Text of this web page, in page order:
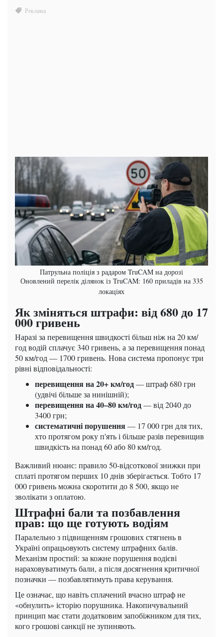
Патрульна поліція з радаром TruCAM на дорозі
Оновлений перелік ділянок із TruCAM: 160 приладів на 335
локаціях
Як зміняться штрафи: від 680 до 17
000 гривень
Наразі за перевищення швидкості більш ніж на 20 км/
год водій сплачує 340 гривень, а за перевищення понад
50 км/год — 1700 гривень. Нова система пропонує три
рівні відповідальності:
перевищення на 20+ км/год— штраф 680 грн
(удвічі більше за нинішній);
перевищення на 40–80 км/год— від 2040 до
3400 грн;
систематичні порушення— 17 000 грн для тих,
хто протягом року п'ять і більше разів перевищив
швидкість на понад 60 або 80 км/год.
Важливий нюанс: правило 50-відсоткової знижки при
сплаті протягом перших 10 днів зберігається. Тобто 17
000 гривень можна скоротити до 8 500, якщо не
зволікати з оплатою.
Штрафні бали та позбавлення
прав: що ще готують водіям
Паралельно з підвищенням грошових стягнень в
Україні опрацьовують систему штрафних балів.
Механізм простий: за кожне порушення водієві
нараховуватимуть бали, а після досягнення критичної
позначки — позбавлятимуть права керування.
Це означає, що навіть сплачений вчасно штраф не
«обнулить» історію порушника. Накопичувальний
принцип має стати додатковим запобіжником для тих,
кого грошові санкції не зупиняють.